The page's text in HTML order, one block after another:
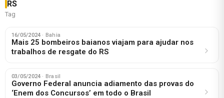
RS
Tag
16/05/2024 · Bahia
Mais 25 bombeiros baianos viajam para ajudar nos
trabalhos de resgate do RS
03/05/2024 · Brasil
Governo Federal anuncia adiamento das provas do
‘Enem dos Concursos’ em todo o Brasil